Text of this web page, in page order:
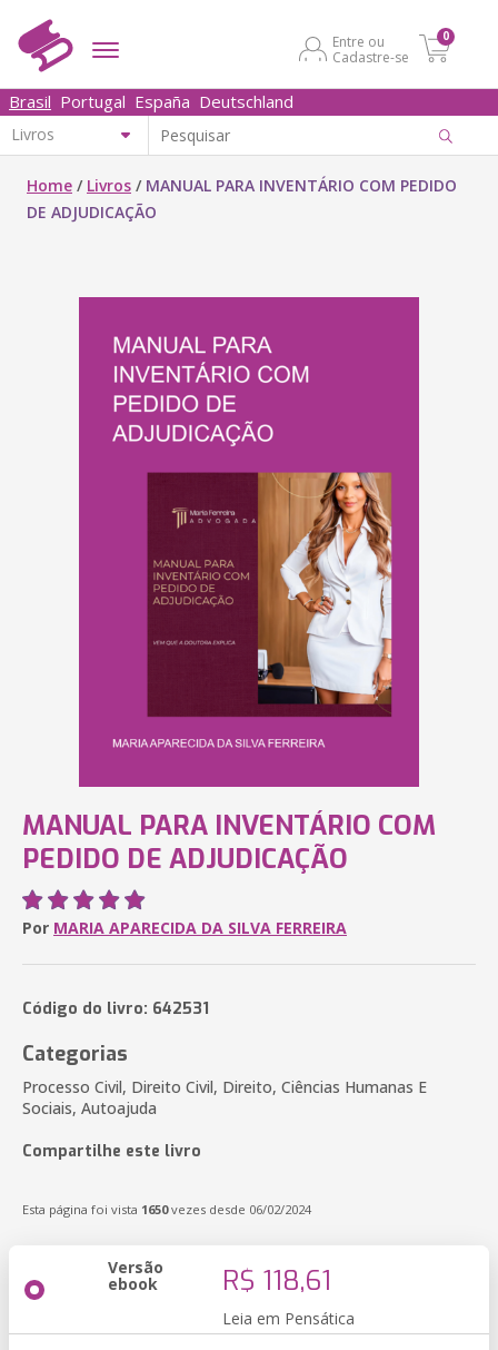
Entre ou
Cadastre-se
0
Brasil Portugal España Deutschland
Home / Livros / MANUAL PARA INVENTÁRIO COM PEDIDO
DE ADJUDICAÇÃO
MANUAL PARA INVENTÁRIO COM
PEDIDO DE ADJUDICAÇÃO
Por MARIA APARECIDA DA SILVA FERREIRA
Código do livro: 642531
Categorias
Processo Civil, Direito Civil, Direito, Ciências Humanas E
Sociais, Autoajuda
Compartilhe este livro
Esta página foi vista 1650vezes desde 06/02/2024
Versão
ebook R$ 118,61
Leia em Pensática